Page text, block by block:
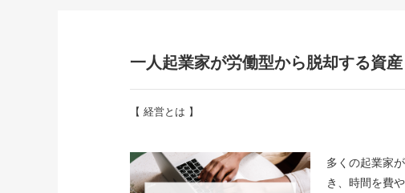
一人起業家が労働型から脱却する資
【 経営とは 】
多くの起業家
き、時間を費